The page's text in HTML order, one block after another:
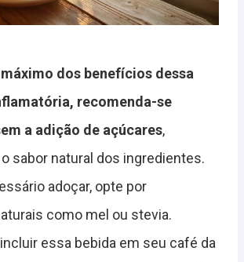
dos benefícios dessa
recomenda-se
a adição de açúcares,
sabor natural dos ingredientes.
adoçar, opte por
como mel ou stevia.
essa bebida em seu café da